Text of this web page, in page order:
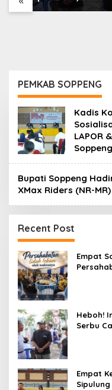
PASPORIA Serbu Car
PEMKAB SOPPENG
Kadis
LAPOR
Soppeng
Bupati Soppeng
XMax Riders (NR-
Recent Post
Empat
Heboh!
Serbu
Empat